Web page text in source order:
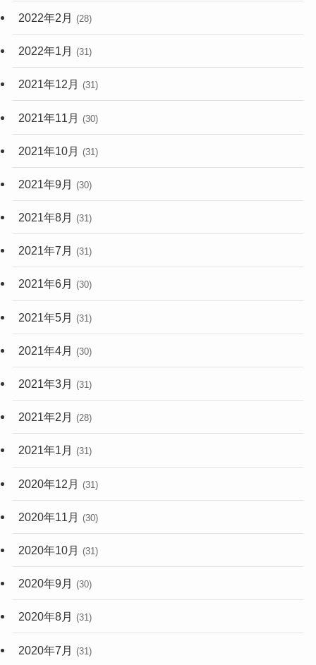
2022年2月 (28)
2022年1月 (31)
2021年12月 (31)
2021年11月 (30)
2021年10月 (31)
2021年9月 (30)
2021年8月 (31)
2021年7月 (31)
2021年6月 (30)
2021年5月 (31)
2021年4月 (30)
2021年3月 (31)
2021年2月 (28)
2021年1月 (31)
2020年12月 (31)
2020年11月 (30)
2020年10月 (31)
2020年9月 (30)
2020年8月 (31)
2020年7月 (31)